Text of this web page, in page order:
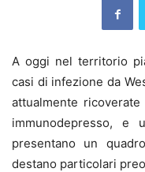
A oggi nel territorio
casi di infezione da
attualmente
immunodepresso, e
presentano un
destano particolari